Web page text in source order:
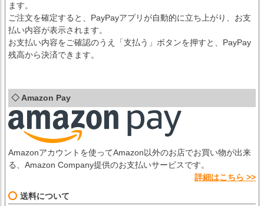
ます。
ご注文を確定すると、PayPayアプリが自動的に立ち上がり、お支
払い内容が表示されます。
お支払い内容をご確認のうえ「支払う」ボタンを押すと、PayPay
残高から決済できます。
◇ Amazon Pay
Amazonアカウントを使ってAmazon以外のお店でお買い物が出来
る、Amazon Company提供のお支払いサービスです。
詳細はこちら >>
送料について